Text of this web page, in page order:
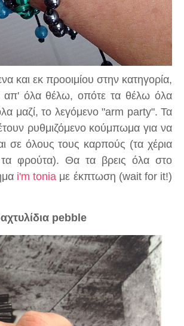
και εκ προοιμίου στην κατηγορία,
απ' όλα θέλω, οπότε τα θέλω όλα
μαζί, το λεγόμενο "arm party". Τα
ρυθμιζόμενο κούμπωμα για να
σε όλους τους καρπούς (τα χέρια
τα φρούτα). Θα τα βρεις όλα στο
i'm tonia με έκπτωση (wait for it!)
pebble